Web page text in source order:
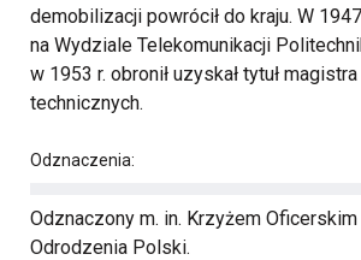
demobilizacji powrócił do kraju. W
na Wydziale Telekomunikacji
w 1953 r. obronił uzyskał tytuł
technicznych.
Odznaczenia:
Odznaczony m. in. Krzyżem Oficerskim
Odrodzenia Polski.